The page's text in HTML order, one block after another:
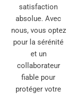
satisfaction
absolue. Avec
nous, vous optez
pour la sérénité
et un
collaborateur
fiable pour
protéger votre